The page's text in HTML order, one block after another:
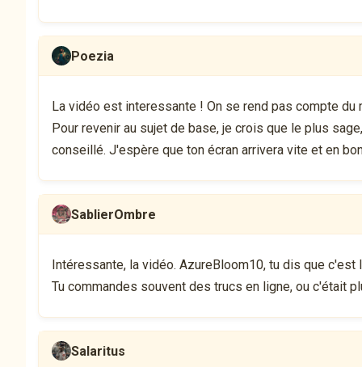
Poezia
La vidéo est interessante ! On se rend pas compte du
Pour revenir au sujet de base, je crois que le plus
conseillé. J'espère que ton écran arrivera vite et en
SablierOmbre
Intéressante, la vidéo. AzureBloom10, tu dis que
Tu commandes souvent des trucs en ligne, ou c'était
Salaritus